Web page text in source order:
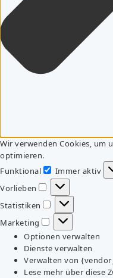
Wir verwenden Cookies, um
optimieren.
Funktional
Funktional
Immer aktiv
Vorlieben
Vorlieben
Statistiken
Statistiken
Marketing
Marketing
Optionen verwalten
Dienste verwalten
Verwalten von
Lese mehr über diese